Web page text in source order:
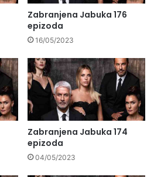
Zabranjena Jabuka 176
epizoda
16/05/2023
Zabranjena Jabuka 174
epizoda
04/05/2023